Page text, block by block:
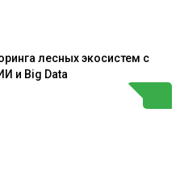
лесных экосистем с
и Big Data